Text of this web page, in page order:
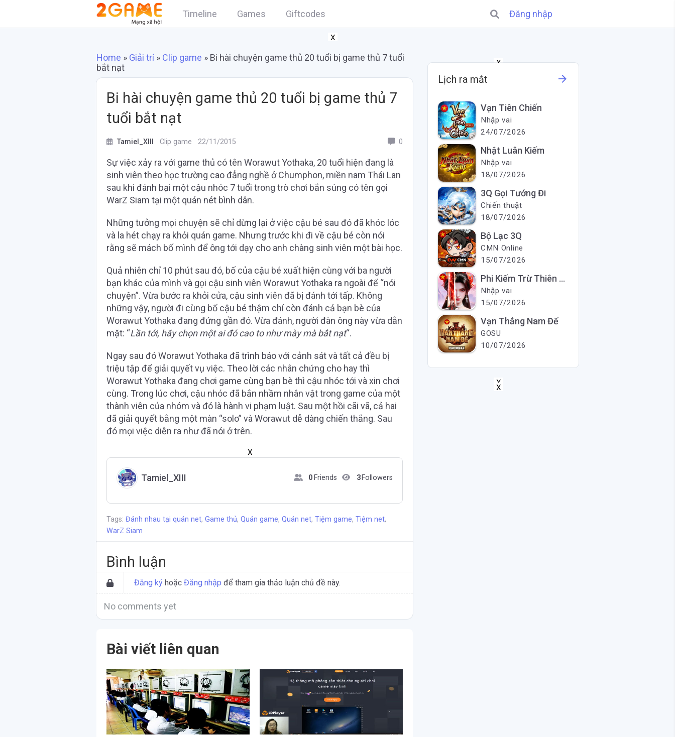
Timeline Games Giftcodes Đăng nhập
X
X
Lịch ra mắt arrow_forward
Vạn Tiên Chiến
Nhập vai
24/07/2026
Nhật Luân Kiếm
Nhập vai
18/07/2026
3Q Gọi Tướng Đi
Chiến thuật
18/07/2026
Bộ Lạc 3Q
CMN Online
15/07/2026
Phi Kiếm Trừ Thiên Ma
Nhập vai
15/07/2026
Vạn Thắng Nam Đế
GOSU
10/07/2026
X
X
Home » Giải trí» Clip game » Bi hài chuyện game thủ 20 tuổi bị game thủ 7 tuổi
bắt nạt
Bi hài chuyện game thủ 20 tuổi bị game thủ 7
tuổi bắt nạt
Tamiel_XIII Clip game 22/11/2015 0
Sự việc xảy ra với game thủ có tên Worawut Yothaka, 20 tuổi hiện đang là
sinh viên theo học trường cao đẳng nghề ở Chumphon, miền nam Thái Lan
sau khi đánh bại một cậu nhóc 7 tuổi trong trò chơi bắn súng có tên gọi
WarZ Siam tại một quán nét bình dân.
Những tưởng mọi chuyện sẽ chỉ dừng lại ở việc cậu bé sau đó đã khóc lóc
và la hét chạy ra khỏi quán game. Nhưng trước khi đi về cậu bé còn nói
rằng sẽ mách bố mình để ông tới dạy cho anh chàng sinh viên một bài học.
Quả nhiên chỉ 10 phút sau đó, bố của cậu bé xuất hiện cùng với ba người
bạn khác của mình và gọi cậu sinh viên Worawut Yothaka ra ngoài để “nói
chuyện”. Vừa bước ra khỏi cửa, cậu sinh viên đã bị đánh tới tấp. Không
những vậy, người đi cùng bố cậu bé thậm chí còn đánh cả bạn bè của
Worawut Yothaka đang đứng gần đó. Vừa đánh, người đàn ông này vừa dằn
mặt: “Lần tới, hãy chọn một ai đó cao to như mày mà bắt nạt“.
Ngay sau đó Worawut Yothaka đã trình báo với cảnh sát và tất cả đều bị
triệu tập để giải quyết vụ việc. Theo lời các nhân chứng cho hay thì
Worawut Yothaka đang chơi game cùng bạn bè thì cậu nhóc tới và xin chơi
cùng. Trong lúc chơi, cậu nhóc đã bắn nhầm nhân vật trong game của một
thành viên của nhóm và đó là hành vi phạm luật. Sau một hồi cãi vã, cả hai
đã giải quyết bằng một màn “solo” và Worawut dễ dàng chiến thắng. Sau
đó mọi việc diễn ra như đã nói ở trên.
X
Tamiel_XIII 0 Friends 3 Followers
Tags: Đánh nhau tại quán net, Game thủ, Quán game, Quán net, Tiệm game, Tiệm net,
WarZ Siam
Bình luận
Đăng ký hoặc Đăng nhập để tham gia thảo luận chủ đề này.
No comments yet
Bài viết liên quan